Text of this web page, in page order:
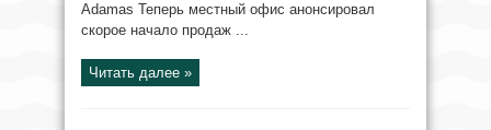
Adamas Теперь местный офис анонсировал
скорое начало продаж ...
Читать далее »